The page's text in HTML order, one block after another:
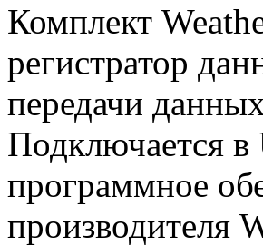
Комплект
регистратор
передачи
Подключается в
программное
производителя